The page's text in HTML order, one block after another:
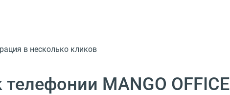
в несколько кликов
MANGO OFFICE